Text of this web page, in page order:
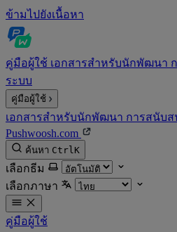
ข้ามไปยังเนื้อหา
คู่มือผู้ใช้ เอกสารสำหรับนักพัฒนา
ระบบ
คู่มือผู้ใช้
เอกสารสำหรับนักพัฒนา การสนับ
Pushwoosh.com
ค้นหา CtrlK
เลือกธีม
เลือกภาษา
คู่มือผู้ใช้